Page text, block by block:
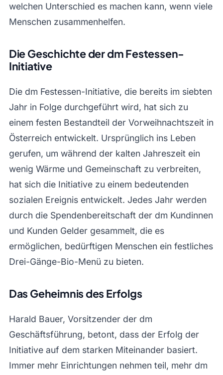
welchen Unterschied es machen kann, wenn viele
Menschen zusammenhelfen.
Die Geschichte der dm Festessen-
Initiative
Die dm Festessen-Initiative, die bereits im siebten
Jahr in Folge durchgeführt wird, hat sich zu
einem festen Bestandteil der Vorweihnachtszeit in
Österreich entwickelt. Ursprünglich ins Leben
gerufen, um während der kalten Jahreszeit ein
wenig Wärme und Gemeinschaft zu verbreiten,
hat sich die Initiative zu einem bedeutenden
sozialen Ereignis entwickelt. Jedes Jahr werden
durch die Spendenbereitschaft der dm Kundinnen
und Kunden Gelder gesammelt, die es
ermöglichen, bedürftigen Menschen ein festliches
Drei-Gänge-Bio-Menü zu bieten.
Das Geheimnis des Erfolgs
Harald Bauer, Vorsitzender der dm
Geschäftsführung, betont, dass der Erfolg der
Initiative auf dem starken Miteinander basiert.
Immer mehr Einrichtungen nehmen teil, mehr dm